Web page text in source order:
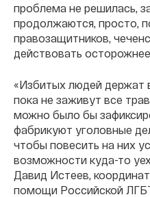
проблема не решилась,
продолжаются, просто,
правозащитников,
действовать
«Избитых людей держат
пока не заживут все
можно было бы
фабрикуют уголовные
чтобы повесить на них
возможности куда-то
Давид Истеев,
помощи Российской